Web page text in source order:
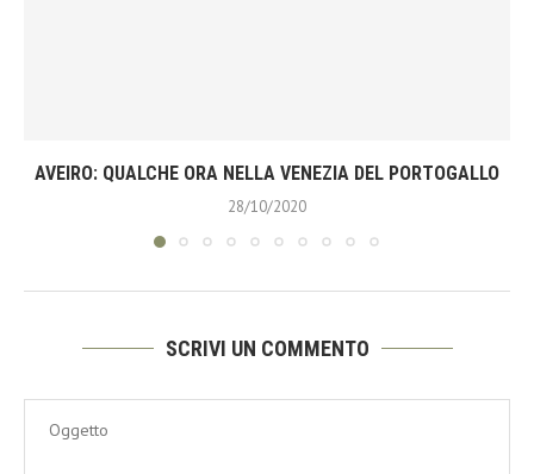
AVEIRO: QUALCHE ORA NELLA VENEZIA DEL PORTOGALLO
28/10/2020
SCRIVI UN COMMENTO